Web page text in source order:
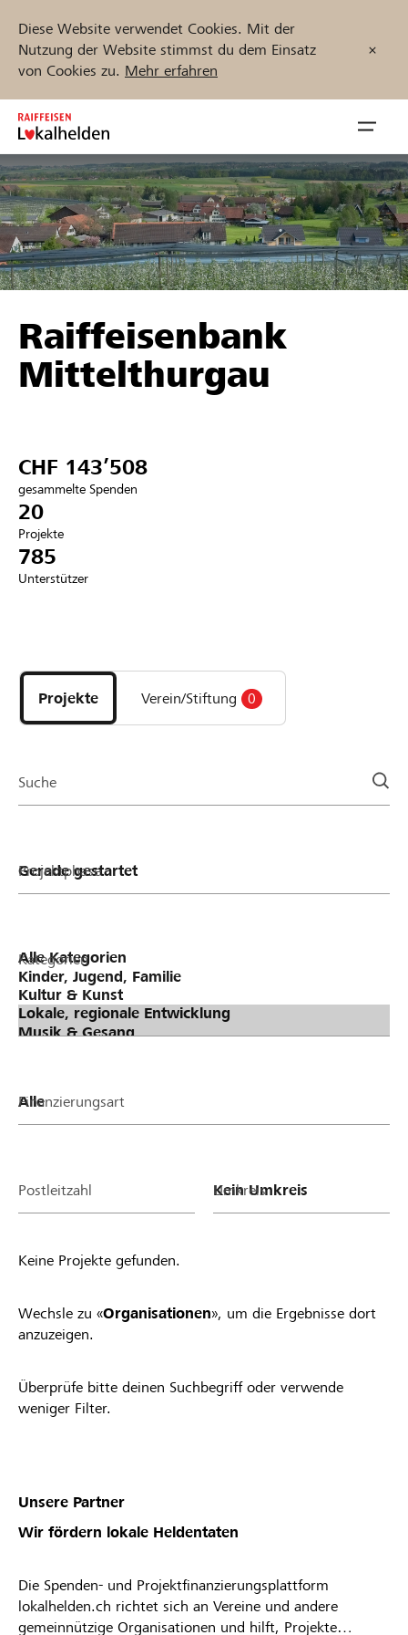
Diese Website verwendet Cookies. Mit der
Nutzung der Website stimmst du dem Einsatz
von Cookies zu. Mehr erfahren
Zum
Inhalt
springen
öffnen
Unterstützen
Hilfe & Support
Anmelden
Projekte und Organisationen finden
Jetzt starten
DE FR IT
Raiffeisenbank
Mittelthurgau
CHF 143’508
gesammelte Spenden
20
Projekte
785
Unterstützer
Projekte
und
Organisationen
Projekte Verein/Stiftung 0
Suche
Projektphase
Kategorien
Finanzierungsart
Postleitzahl Umkreis
Keine Projekte gefunden.
Wechsle zu «Organisationen», um die Ergebnisse dort
anzuzeigen.
Überprüfe bitte deinen Suchbegriff oder verwende
weniger Filter.
Unsere Partner
Wir fördern lokale Heldentaten
Die Spenden- und Projektfinanzierungsplattform
lokalhelden.ch richtet sich an Vereine und andere
gemeinnützige Organisationen und hilft, Projekte